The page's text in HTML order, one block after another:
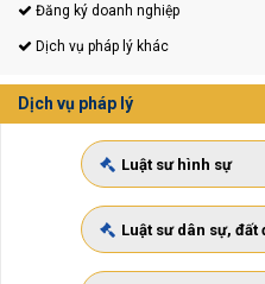
Đăng ký doanh nghiệp
Dịch vụ pháp lý khác
Dịch vụ pháp lý
Luật sư hình sự
Luật sư dân sự, đất